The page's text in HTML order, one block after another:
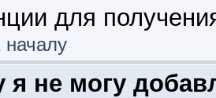
для
началу
я не могу